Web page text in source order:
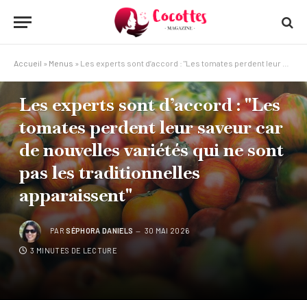
Accueil » Menus » Les experts sont d’accord : "Les tomates perdent leur saveur car de nouvelles variétés qui ne sont pas les traditionnelles apparaissent"
Les experts sont d’accord : "Les
tomates perdent leur saveur car
de nouvelles variétés qui ne sont
pas les traditionnelles
apparaissent"
PAR SÉPHORA DANIELS 30 MAI 2026
3 MINUTES DE LECTURE